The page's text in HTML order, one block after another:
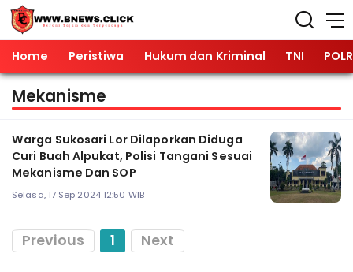
Home Peristiwa Hukum dan Kriminal TNI
Mekanisme
Warga Sukosari Lor Dilaporkan Diduga
Curi Buah Alpukat, Polisi Tangani Sesuai
Mekanisme Dan SOP
Selasa, 17 Sep 2024 12:50 WIB
Previous 1 Next